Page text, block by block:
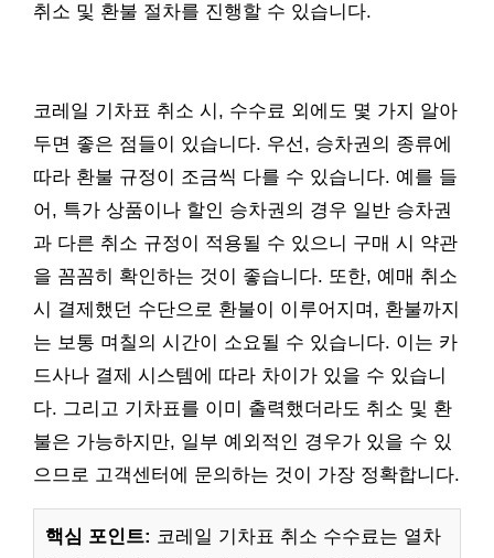
취소 및 환불 절차를 진행할 수 있습니다.
코레일 기차표 취소 시, 수수료 외에도 몇 가지 알아
두면 좋은 점들이 있습니다. 우선, 승차권의 종류에
따라 환불 규정이 조금씩 다를 수 있습니다. 예를 들
어, 특가 상품이나 할인 승차권의 경우 일반 승차권
과 다른 취소 규정이 적용될 수 있으니 구매 시 약관
을 꼼꼼히 확인하는 것이 좋습니다. 또한, 예매 취소
시 결제했던 수단으로 환불이 이루어지며, 환불까지
는 보통 며칠의 시간이 소요될 수 있습니다. 이는 카
드사나 결제 시스템에 따라 차이가 있을 수 있습니
다. 그리고 기차표를 이미 출력했더라도 취소 및 환
불은 가능하지만, 일부 예외적인 경우가 있을 수 있
으므로 고객센터에 문의하는 것이 가장 정확합니다.
핵심 포인트: 코레일 기차표 취소 수수료는 열차